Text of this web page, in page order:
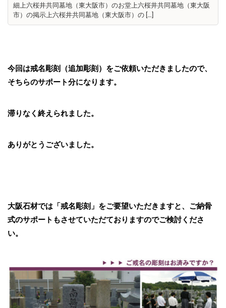
細上六桜井共同墓地（東大阪市）のお堂上六桜井共同墓地（東大阪
市）の掲示上六桜井共同墓地（東大阪市）の […]
今回は戒名彫刻（追加彫刻）をご依頼いただきましたので、
そちらのサポート分になります。
滞りなく終えられました。
ありがとうございました。
大阪石材では「戒名彫刻」をご要望いただきますと、ご納骨
式のサポートもさせていただておりますのでご検討くださ
い。